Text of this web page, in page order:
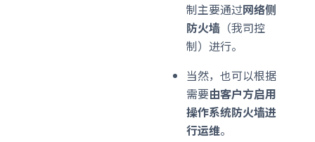
制主要通过网络侧
防火墙 （我司控
制）进行。
当然，也可以根据
需要由客户方启用
操作系统防火墙进
行运维。